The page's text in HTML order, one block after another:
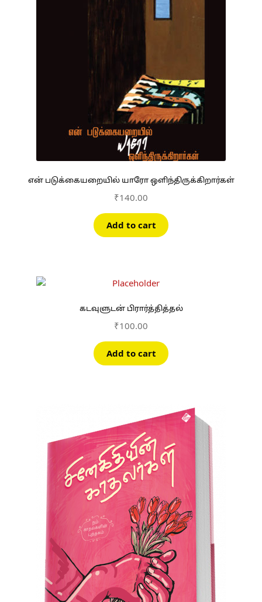
என் படுக்கையறையில் யாரோ ஒளிந்திருக்கிறார்கள்
₹140.00
Add to cart
கடவுளுடன் பிரார்த்தித்தல்
₹100.00
Add to cart